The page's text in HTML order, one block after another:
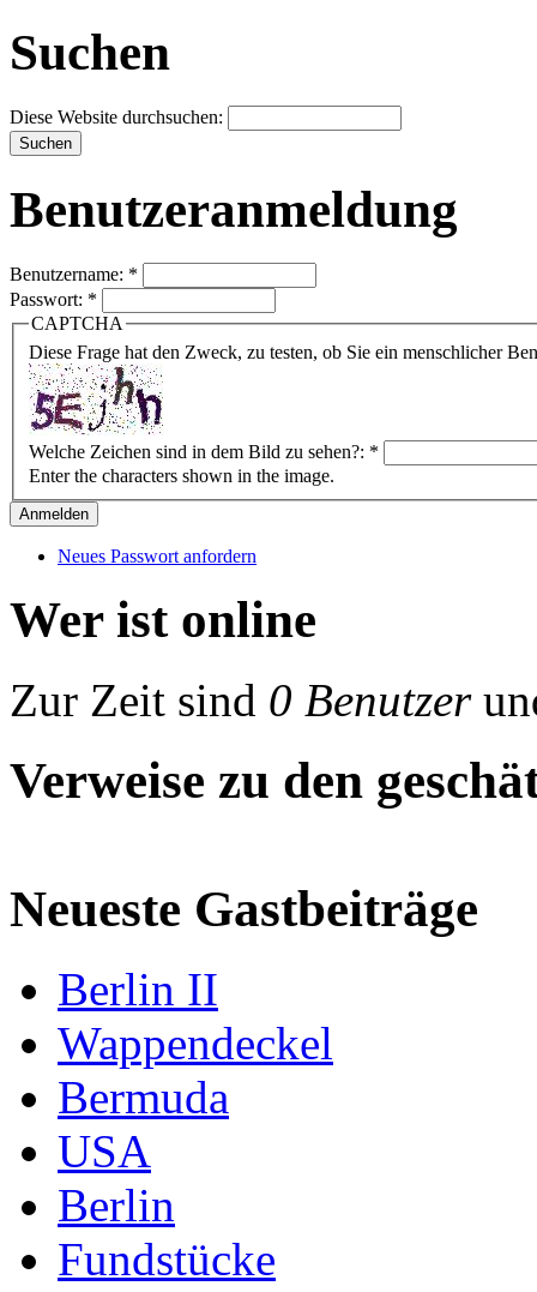
Suchen
Diese Website durchsuchen:
Benutzeranmeldung
Benutzername: *
Passwort: *
CAPTCHA
Diese Frage hat den Zweck, zu testen, ob Sie ein menschlicher
Welche Zeichen sind in dem Bild zu sehen?: *
Enter the characters shown in the image.
Neues Passwort anfordern
Wer ist online
Zur Zeit sind 0 Benutzer
Verweise zu den
Neueste Gastbeiträge
Berlin II
Wappendeckel
Bermuda
USA
Berlin
Fundstücke